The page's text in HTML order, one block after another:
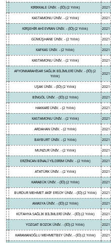
KIRIKKALE ÜNİV. - (İÖ) (2 Yıllık) 2021
KASTAMONU ÜNİV. - (2 Yıllık) 2021
KIRŞEHİR AHİ EVRAN ÜNİV. - (İÖ) (2 Yıllık) 2021
GÜMÜŞHANE ÜNİV. - (2 Yıllık) 2021
KAFKAS ÜNİV. - (2 Yıllık) 2021
KASTAMONU ÜNİV. - (2 Yıllık) 2021
AFYONKARAHİSAR SAĞLIK BİLİMLERİ ÜNİV. - (İÖ) (2
Yıllık)
2021
UŞAK ÜNİV. - (İÖ) (2 Yıllık) 2021
BİNGÖL ÜNİV. - (İÖ) (2 Yıllık) 2021
HAKKARİ ÜNİV. - (2 Yıllık) 2021
KASTAMONU ÜNİV. - (2 Yıllık) 2021
ARDAHAN ÜNİV. - (2 Yıllık) 2021
BAYBURT ÜNİV. - (2 Yıllık) 2021
MUNZUR ÜNİV. - (2 Yıllık) 2021
ERZİNCAN BİNALİ YILDIRIM ÜNİV. - (2 Yıllık) 2021
ATATÜRK ÜNİV. - (2 Yıllık) 2021
KARABÜK ÜNİV. - (İÖ) (2 Yıllık) 2021
BURDUR MEHMET AKİF ERSOY ÜNİV. - (İÖ) (2 Yıllık) 2021
AMASYA ÜNİV. - (İÖ) (2 Yıllık) 2021
KÜTAHYA SAĞLIK BİLİMLERİ ÜNİV. - (İÖ) (2 Yıllık) 2021
YOZGAT BOZOK ÜNİV. - (İÖ) (2 Yıllık) 2021
KARAMANOĞLU MEHMETBEY ÜNİV. - (İÖ) (2 Yıllık) 2021